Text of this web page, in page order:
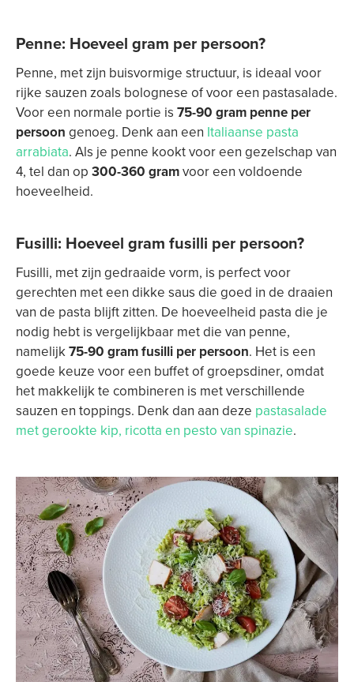
Penne: Hoeveel gram per persoon?
Penne, met zijn buisvormige structuur, is ideaal voor
rijke sauzen zoals bolognese of voor een pastasalade.
Voor een normale portie is 75-90 gram penne per
persoon genoeg. Denk aan een Italiaanse pasta
arrabiata. Als je penne kookt voor een gezelschap van
4, tel dan op 300-360 gramvoor een voldoende
hoeveelheid.
Fusilli: Hoeveel gram fusilli per persoon?
Fusilli, met zijn gedraaide vorm, is perfect voor
gerechten met een dikke saus die goed in de draaien
van de pasta blijft zitten. De hoeveelheid pasta die je
nodig hebt is vergelijkbaar met die van penne,
namelijk75-90 gram fusilli per persoon. Het is een
goede keuze voor een buffet of groepsdiner, omdat
het makkelijk te combineren is met verschillende
sauzen en toppings. Denk dan aan deze pastasalade
met gerookte kip, ricotta en pesto van spinazie.